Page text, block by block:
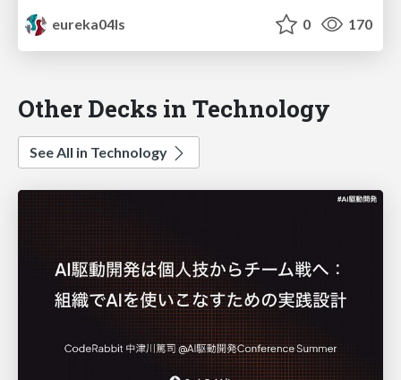
eureka04ls
0 170
Other Decks in Technology
See All in Technology